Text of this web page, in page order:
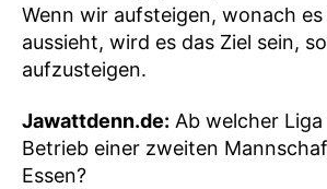
Wenn wir aufsteigen, wonach es
aussieht, wird es das Ziel sein,
aufzusteigen.
Jawattdenn.de: Ab welcher
Betrieb einer zweiten
Essen?